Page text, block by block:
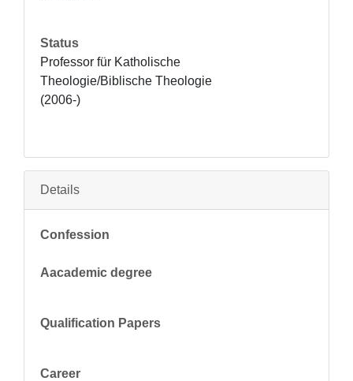
Status
Professor für Katholische
Theologie/Biblische Theologie
(2006-)
Details
Confession
Aacademic degree
Qualification Papers
Career